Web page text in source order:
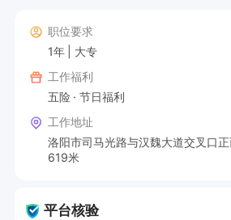
职位要求
1年
大专
工作福利
五险
节日福利
工作地址
洛阳市司马光路与汉魏大道交叉口正
619米
平台核验